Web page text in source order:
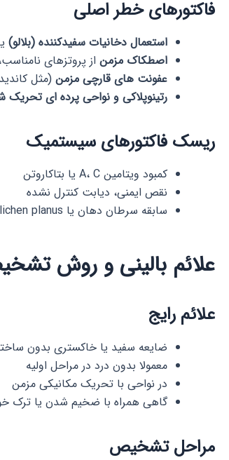
فاکتورهای خطر اصلی
استعمال دخانیات سفیدکننده (بلالو)
اصطکاک مزمن از پروتزهای
عفونت های قارچی مزمن(مثل
رتینوپلاکی و نواحی پرده ای تحریک
ریسک فاکتورهای سیستمیک
کمبود ویتامین A، C یا بتاکاروتن
نقص ایمنی، دیابت کنترل نشده
سابقه سرطان دهان یا lichen planus مزمن
علائم بالینی و روش
علائم رایج
ضایعه سفید یا خاکستری بدون
معمولا بدون درد در مراحل اولیه
در نواحی با تحریک مکانیکی مزمن
گاهی همراه با ضخیم شدن یا ترک
مراحل تشخیص